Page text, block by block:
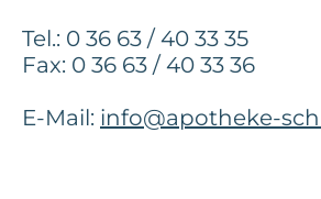
Tel.: 0 36 63 / 40 33 35
Fax: 0 36 63 / 40 33 36
E-Mail: info@apotheke-